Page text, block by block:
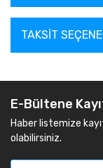
TAKSIT
E-Bültene
Haber listemize
olabilirsiniz.